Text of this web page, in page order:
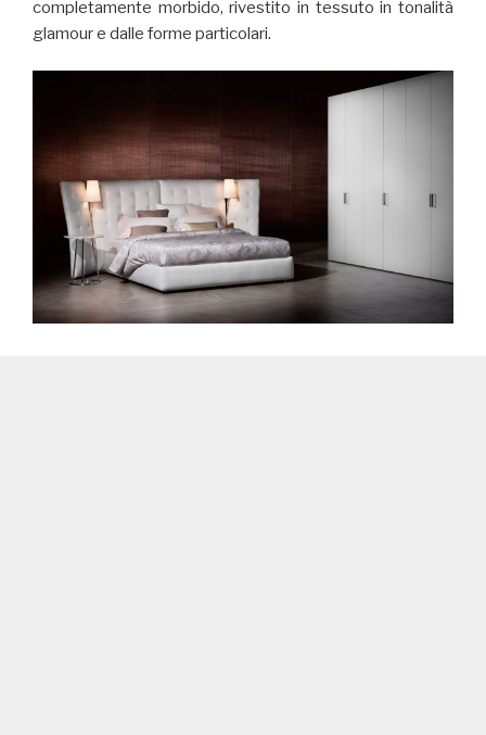
completamente morbido, rivestito in tessuto in tonalità
glamour e dalle forme particolari.